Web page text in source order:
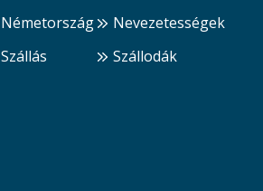
Németország
Nevezetességek
Szállás
Szállodák